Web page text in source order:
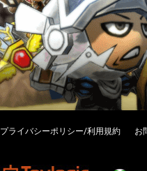
プライバシーポリシー/利用規約 お